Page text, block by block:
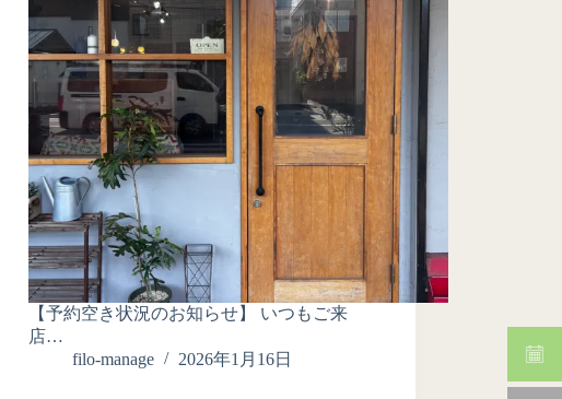
【予約空き状況のお知らせ】 いつもご来
店…
filo-manage
2026年1月16日